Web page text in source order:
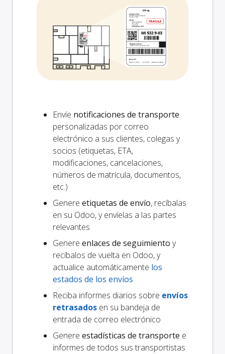
Envíe notificaciones de transporte
personalizadas por correo
electrónico a sus clientes, colegas y
socios (etiquetas, ETA,
modificaciones, cancelaciones,
números de matrícula, documentos,
etc.)
Genere etiquetas de envío, recíbalas
en su Odoo, y envíelas a las partes
relevantes
Genere enlaces de seguimiento y
recíbalos de vuelta en Odoo, y
actualice automáticamente los
estados de los envíos
Reciba informes diarios sobre envíos
retrasados en su bandeja de
entrada de correo electrónico
Genere estadísticas de transporte e
informes de todos sus transportistas